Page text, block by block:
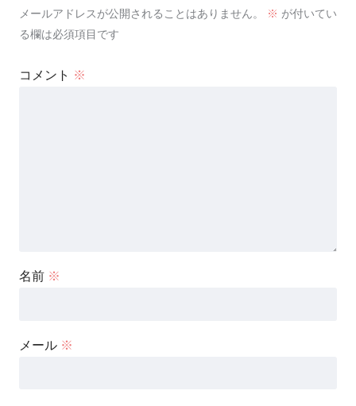
メールアドレスが公開されることはありません。 ※ が付いてい
る欄は必須項目です
コメント ※
名前 ※
メール ※